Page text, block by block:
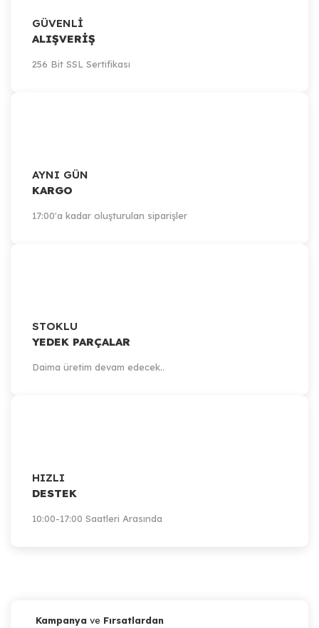
GÜVENLİ
ALIŞVERİŞ
256 Bit SSL Sertifikası
AYNI GÜN
KARGO
17:00'a kadar oluşturulan siparişler
STOKLU
YEDEK PARÇALAR
Daima üretim devam edecek..
HIZLI
DESTEK
10:00-17:00 Saatleri Arasında
Kampanya ve Fırsatlardan